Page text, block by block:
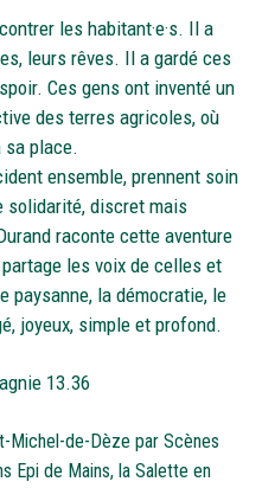
les habitant·e·s. Il a
leurs rêves. Il a gardé ces
Ces gens ont inventé un
des terres agricoles, où
sa place.
ensemble, prennent soin
solidarité, discret mais
raconte cette aventure
les voix de celles et
paysanne, la démocratie, le
joyeux, simple et profond.
13.36
Michel-de-Dèze par Scènes
Epi de Mains, la Salette en